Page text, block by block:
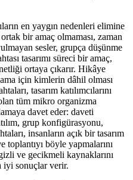
en yaygın nedenleri elimine
bir amaç olmaması, zaman
sesler, grupça düşünme
tasarımı süreci bir amaç,
ortaya çıkarır. Hikâye
için kimlerin dâhil olması
tasarım katılımcılarını
tüm mikro organizma
davet eder: daveti
grup konfigürasyonu,
insanların açık bir tasarım
toplantıyı böyle yapmalarını
ve gecikmeli kaynaklarını
iyi sonuçlar verir.